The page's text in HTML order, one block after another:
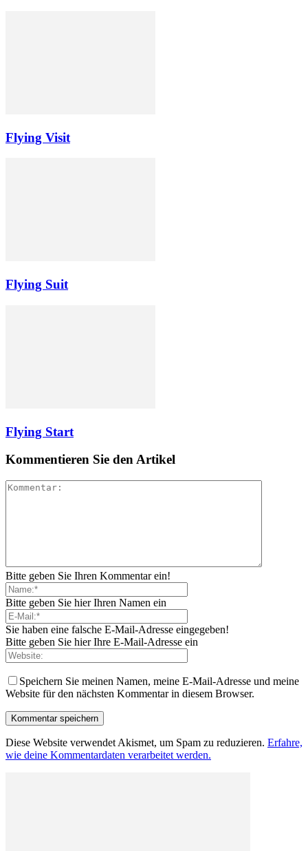
Flying Visit
Flying Suit
Flying Start
Kommentieren Sie den Artikel
Bitte geben Sie Ihren Kommentar ein!
Bitte geben Sie hier Ihren Namen ein
Sie haben eine falsche E-Mail-Adresse eingegeben!
Bitte geben Sie hier Ihre E-Mail-Adresse ein
Speichern Sie meinen Namen, meine E-Mail-Adresse und meine
Website für den nächsten Kommentar in diesem Browser.
Diese Website verwendet Akismet, um Spam zu reduzieren. Erfahre,
wie deine Kommentardaten verarbeitet werden.